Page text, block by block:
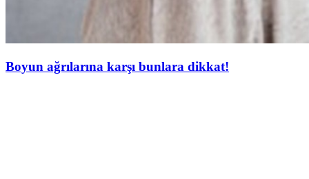
Boyun ağrılarına karşı bunlara dikkat!